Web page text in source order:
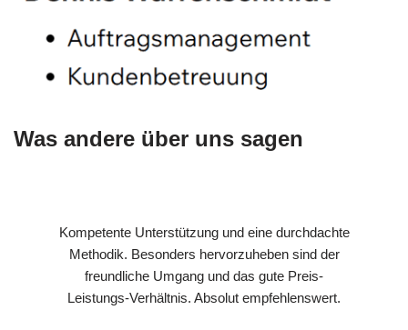
Was andere über uns sagen
Kompetente Unterstützung und eine durchdachte
Methodik. Besonders hervorzuheben sind der
freundliche Umgang und das gute Preis-
Leistungs-Verhältnis. Absolut empfehlenswert.